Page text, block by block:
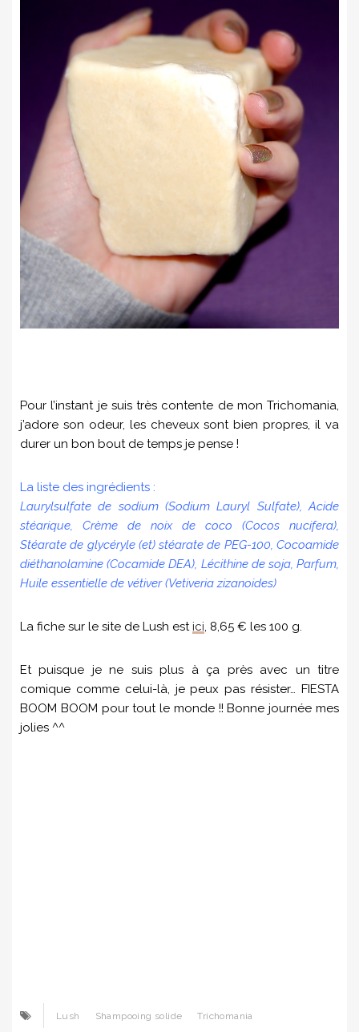
Pour l’instant je suis très contente de mon Trichomania,
j’adore son odeur, les cheveux sont bien propres, il va
durer un bon bout de temps je pense !
La liste des ingrédients :
Laurylsulfate de sodium (Sodium Lauryl Sulfate), Acide
stéarique, Crème de noix de coco (Cocos nucifera),
Stéarate de glycéryle (et) stéarate de PEG-100, Cocoamide
diéthanolamine (Cocamide DEA), Lécithine de soja, Parfum,
Huile essentielle de vétiver (Vetiveria zizanoides)
La fiche sur le site de Lush estici, 8,65 € les 100 g.
Et puisque je ne suis plus à ça près avec un titre
comique comme celui-là, je peux pas résister… FIESTA
BOOM BOOM pour tout le monde !! Bonne journée mes
jolies ^^
Lush Shampooing solide Trichomania